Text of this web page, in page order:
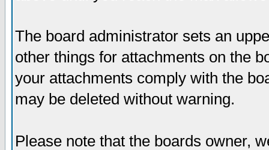
The board administrator sets an
other things for attachments on the
your attachments comply with the
may be deleted without warning.
Please note that the boards owner,